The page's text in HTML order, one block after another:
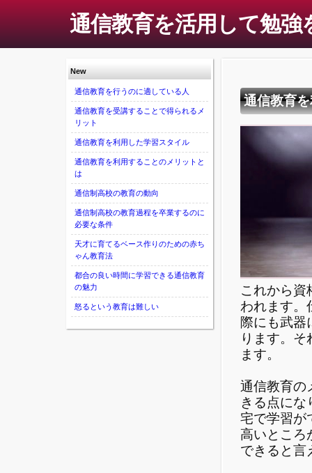
通信教育を活用して勉強
New
通信教育を行うのに適している人
通信教育を受講することで得られるメ
リット
通信教育を利用した学習スタイル
通信教育を利用することのメリットと
は
通信制高校の教育の動向
通信制高校の教育過程を卒業するのに
必要な条件
天才に育てるベース作りのための赤ち
ゃん教育法
都合の良い時間に学習できる通信教育
の魅力
怒るという教育は難しい
通信教育
これから資
われます。
際にも武器
ります。
ます。
通信教育の
きる点にな
宅で学習が
高いところ
できると言